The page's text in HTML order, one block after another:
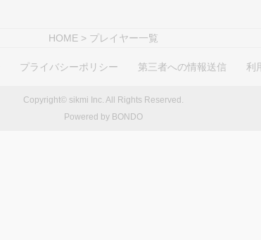
HOME > プレイヤー一覧
プライバシーポリシー 第三者への情報送信 利
Copyright© sikmi Inc. All Rights Reserved.
Powered by BONDO